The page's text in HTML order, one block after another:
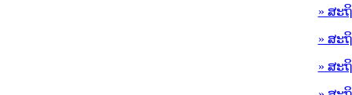
» ສະ
» ສະ
» ສະ